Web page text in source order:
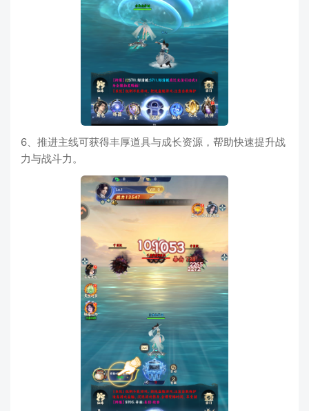
6、推进主线可获得丰厚道具与成长资源，帮助快速提升战
力与战斗力。